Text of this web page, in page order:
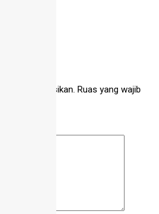
dipublikasikan. Ruas yang wajib